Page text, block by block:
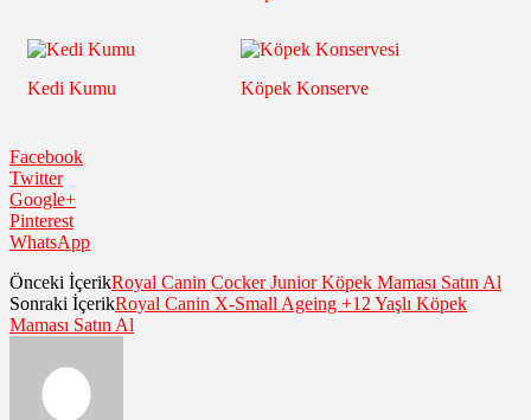
Kedi Kumu Köpek Konserve
Facebook
Twitter
Google+
Pinterest
WhatsApp
Önceki İçerikRoyal Canin Cocker Junior Köpek Maması Satın Al
Sonraki İçerikRoyal Canin X-Small Ageing +12 Yaşlı Köpek
Maması Satın Al